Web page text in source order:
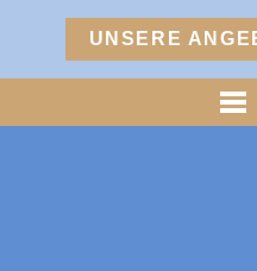
Menü
UNSERE